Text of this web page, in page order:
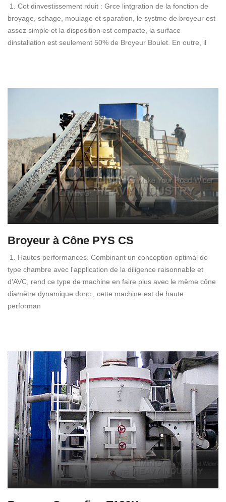
1. Cot dinvestissement rduit : Grce lintgration de la fonction de
broyage, schage, moulage et sparation, le systme de broyeur est
assez simple et la disposition est compacte, la surface
dinstallation est seulement 50% de Broyeur Boulet. En outre, il
Broyeur à Cône PYS CS
1. Hautes performances. Combinant un conception optimal de
type chambre avec l'application de la diligence raisonnable et
d'AVC, rend ce type de machine en faire plus avec le même cône
diamètre dynamique donc , cette machine est de haute
performan